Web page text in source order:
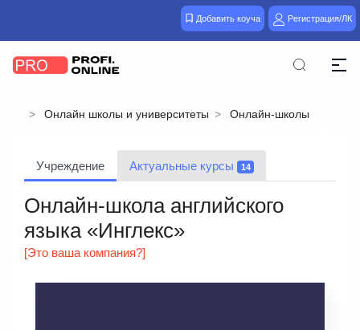
Добавить коуча Регистрация/ЛК
Онлайн школы и университеты Онлайн-школы
Учреждение Актуальные курсы 14
Онлайн-школа английского
языка «Инглекс»
[Это ваша компания?]